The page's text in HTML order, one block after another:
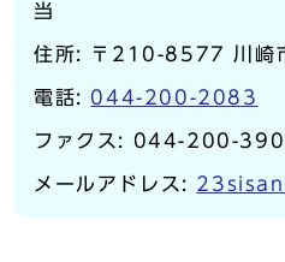
当
住所: 〒210-8577 川崎
電話: 044-200-2083
ファクス: 044-200-
メールアドレス: